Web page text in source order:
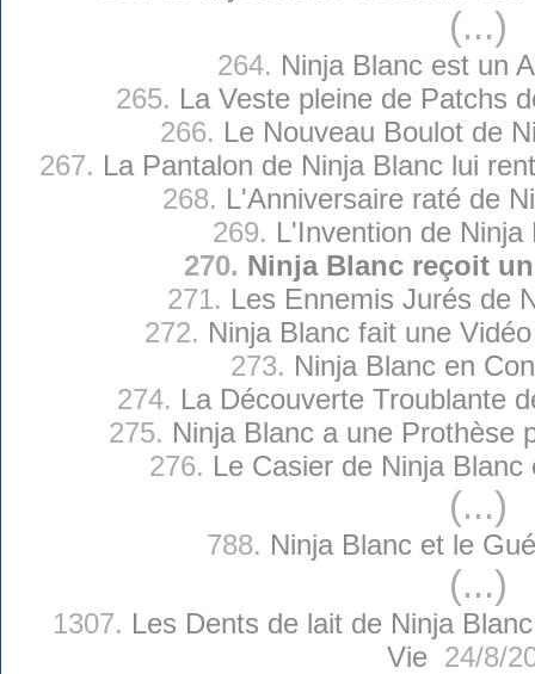
(...)
264. Ninja Blanc est un
265. La Veste pleine de Patchs
266. Le Nouveau Boulot de
267. La Pantalon de Ninja Blanc lui
268. L'Anniversaire raté de
269. L'Invention de Ninja
270. Ninja Blanc reçoit
271. Les Ennemis Jurés de
272. Ninja Blanc fait une
273. Ninja Blanc en
274. La Découverte Troublante
275. Ninja Blanc a une Prothèse
276. Le Casier de Ninja Blanc
(...)
788. Ninja Blanc et le
(...)
1307. Les Dents de lait de Ninja
Vie24/8/